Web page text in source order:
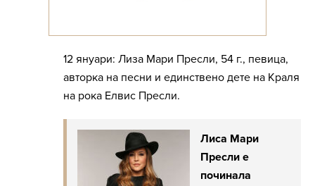
12 януари: Лиза Мари Пресли, 54 г., певица,
авторка на песни и единствено дете на Краля
на рока Елвис Пресли.
Лиса Мари
Пресли е
починала